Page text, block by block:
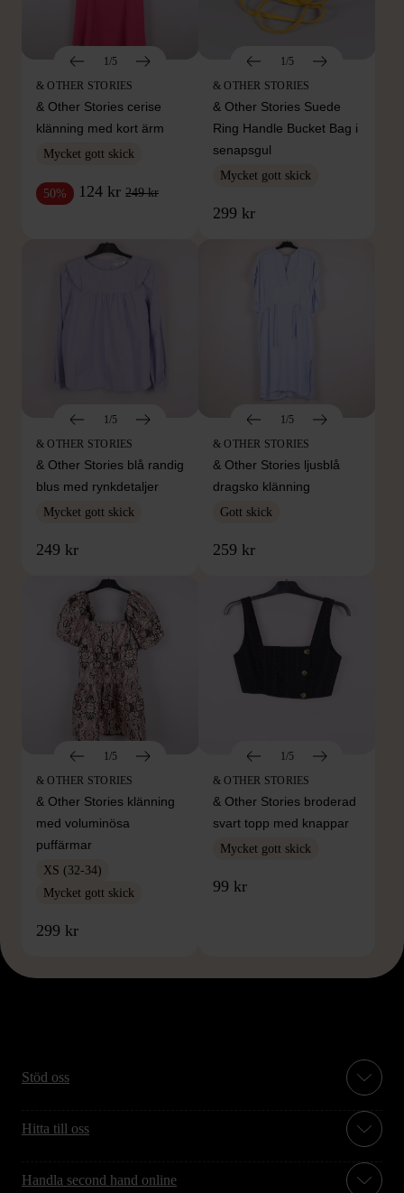
1/5
& OTHER STORIES
& Other Stories cerise
klänning med kort ärm
Mycket gott skick
50% 124 kr 249 kr
1/5
& OTHER STORIES
& Other Stories Suede
Ring Handle Bucket Bag i
senapsgul
Mycket gott skick
299 kr
1/5
& OTHER STORIES
& Other Stories blå randig
blus med rynkdetaljer
Mycket gott skick
249 kr
1/5
& OTHER STORIES
& Other Stories ljusblå
dragsko klänning
Gott skick
259 kr
1/5
& OTHER STORIES
& Other Stories klänning
med voluminösa
puffärmar
XS (32-34)
Mycket gott skick
299 kr
1/5
& OTHER STORIES
& Other Stories broderad
svart topp med knappar
Mycket gott skick
99 kr
Stöd oss
Hitta till oss
Handla second hand online